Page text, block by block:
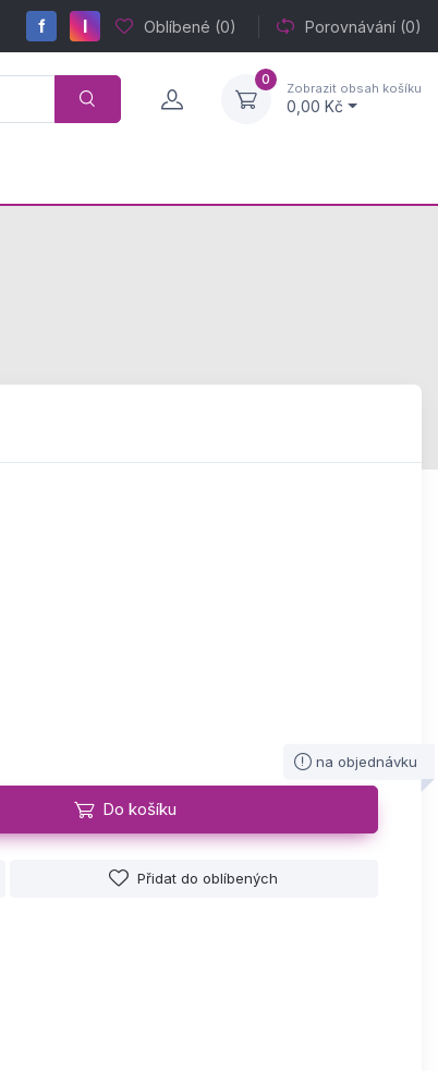
f I Oblíbené (0) Porovnávání (0)
0
Zobrazit obsah košíku
0,00 Kč
na objednávku
Do košíku
Přidat do oblíbených